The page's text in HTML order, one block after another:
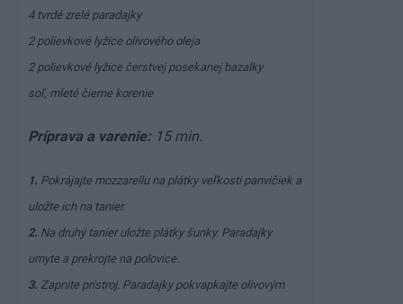
4 tvrdé zrelé paradajky
2 polievkové lyžice olivového oleja
2 polievkové lyžice čerstvej posekanej bazalky
soľ, mleté čierne korenie
Príprava a varenie: 15 min.
1. Pokrájajte mozzarellu na plátky veľkosti panvičiek a
uložte ich na tanier.
2. Na druhý tanier uložte plátky šunky. Paradajky
umyte a prekrojte na polovice.
3. Zapnite prístroj. Paradajky pokvapkajte olivovým